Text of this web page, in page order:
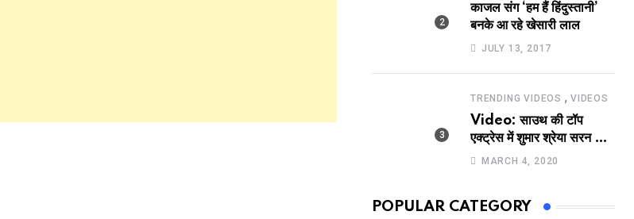
काजल संग ‘हम हैं हिंदुस्तानी’
बनके आ रहे खेसारी लाल
JULY 13, 2017
TRENDING VIDEOS , VIDEOS
Video: साउथ की टॉप
एक्ट्रेस में शुमार श्रेया सरन का
सेक्सी लिपलॉक
MARCH 4, 2020
POPULAR CATEGORY